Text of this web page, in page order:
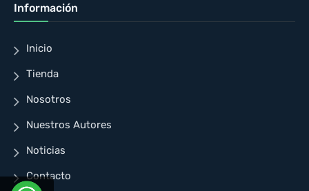
Información
Inicio
Tienda
Nosotros
Nuestros Autores
Noticias
Contacto